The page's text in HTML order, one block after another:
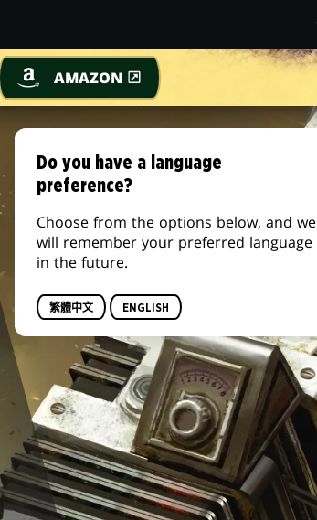
AMAZON
Do you have a language
preference?
Choose from the options below, and we
will remember your preferred language
in the future.
繁體中文 ENGLISH